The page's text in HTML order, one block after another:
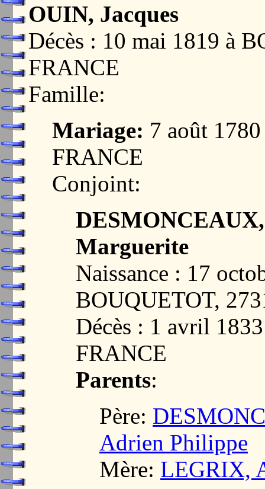
OUIN, Jacques
Décès : 10 mai 1819 à
FRANCE
Famille:
Mariage: 7 août
FRANCE
Conjoint:
Marguerite
Naissance : 17
BOUQUETOT,
Décès : 1 avril
FRANCE
Parents:
Père:
Adrien Philippe
Mère: LEGRIX,